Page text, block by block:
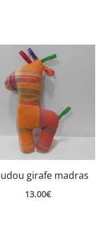
girafe madras
13.00€